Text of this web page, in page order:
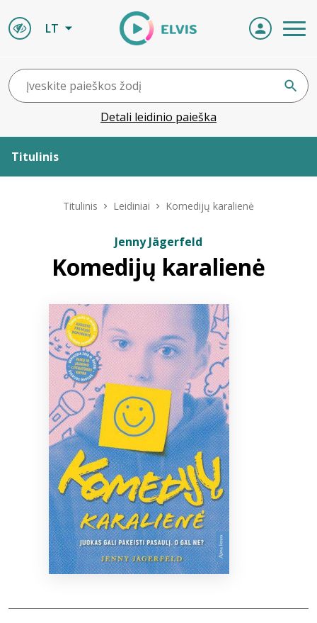
LT
Detali leidinio paieška
Titulinis
ELVIS atvyksta
Naujienos
Bibliotekoms
+370 667 80 541
info@elvislab.lt
Titulinis Leidiniai Komedijų karalienė
Jenny Jägerfeld
Komedijų karalienė